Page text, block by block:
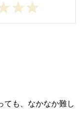
ても、なかなか難し